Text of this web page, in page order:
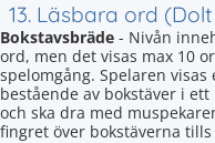
13. Läsbara ord
Bokstavsbräde - Nivån
ord, men det visas max 10
spelomgång. Spelaren visas
bestående av bokstäver i
och ska dra med
fingret över bokstäverna